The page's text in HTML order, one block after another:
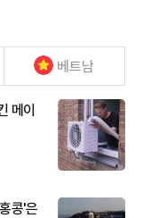
베트남
메이
콩'은